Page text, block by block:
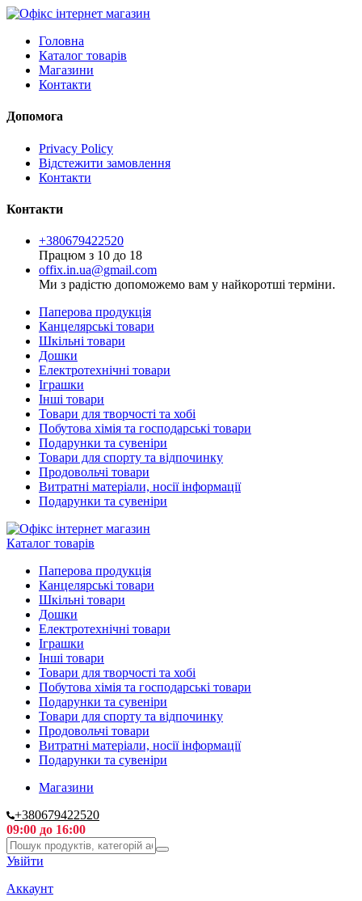
Головна
Каталог товарів
Магазини
Контакти
Допомога
Privacy Policy
Відстежити замовлення
Контакти
Контакти
+380679422520
Працюм з 10 до 18
offix.in.ua@gmail.com
Ми з радістю допоможемо вам у найкоротші терміни.
Паперова продукція
Канцелярські товари
Шкільні товари
Дошки
Електротехнічні товари
Іграшки
Інші товари
Товари для творчості та хобі
Побутова хімія та господарські товари
Подарунки та сувеніри
Товари для спорту та відпочинку
Продовольчі товари
Витратні матеріали, носії інформації
Подарунки та сувеніри
Каталог товарів
Паперова продукція
Канцелярські товари
Шкільні товари
Дошки
Електротехнічні товари
Іграшки
Інші товари
Товари для творчості та хобі
Побутова хімія та господарські товари
Подарунки та сувеніри
Товари для спорту та відпочинку
Продовольчі товари
Витратні матеріали, носії інформації
Подарунки та сувеніри
Магазини
+380679422520
09:00 до 16:00
Увійти
Аккаунт